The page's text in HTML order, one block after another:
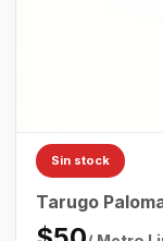
Sin stock
Tarugo